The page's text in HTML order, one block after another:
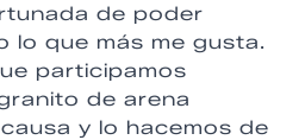
de poder
lo que más me gusta.
participamos
de arena
y lo hacemos de